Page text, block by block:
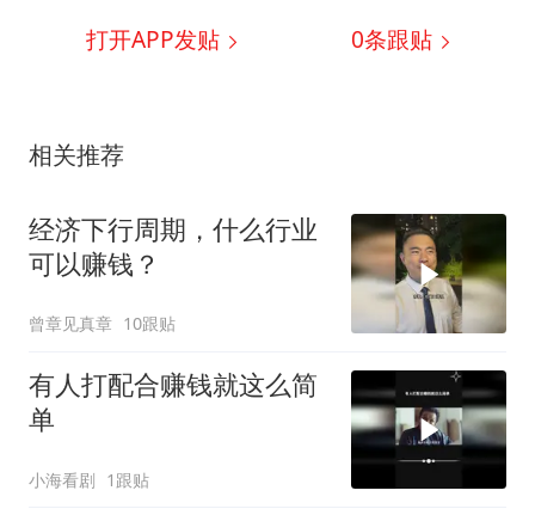
打开APP发贴 0条跟贴
相关推荐
经济下行周期，什么行业
可以赚钱？
曾章见真章 10跟贴
有人打配合赚钱就这么简
单
小海看剧 1跟贴